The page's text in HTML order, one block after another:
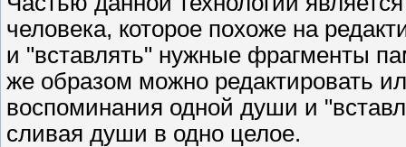
человека, которое похоже на
и "вставлять" нужные фрагменты
же образом можно редактировать
воспоминания одной души и
сливая души в одно целое.